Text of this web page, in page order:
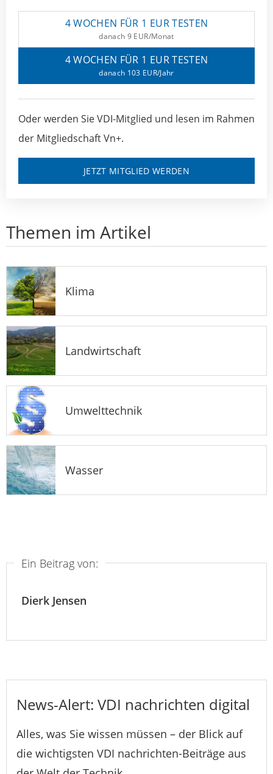
4 WOCHEN FÜR 1 EUR TESTEN
danach 9 EUR/Monat
4 WOCHEN FÜR 1 EUR TESTEN
danach 103 EUR/Jahr
Oder werden Sie VDI-Mitglied und lesen im Rahmen
der Mitgliedschaft Vn+.
JETZT MITGLIED WERDEN
Themen im Artikel
Klima
Landwirtschaft
Umwelttechnik
Wasser
Ein Beitrag von:
Dierk Jensen
News-Alert: VDI nachrichten digital
Alles, was Sie wissen müssen – der Blick auf
die wichtigsten VDI nachrichten-Beiträge aus